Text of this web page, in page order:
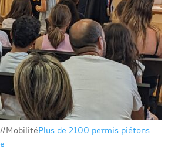
Plus de 2100 permis piétons